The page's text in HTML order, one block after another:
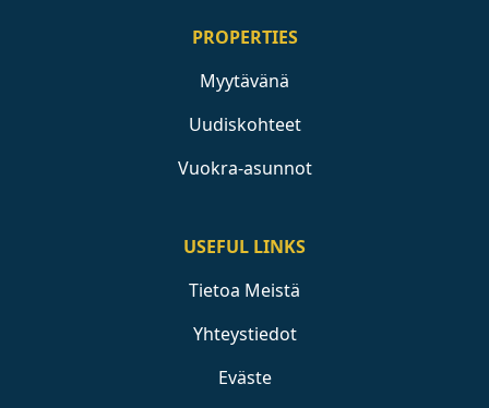
PROPERTIES
Myytävänä
Uudiskohteet
Vuokra-asunnot
USEFUL LINKS
Tietoa Meistä
Yhteystiedot
Eväste